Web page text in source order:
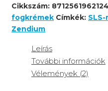
Cikkszám: 8712561962124
fogkrémek Címkék:
Zendium
Leírás
További információk
Vélemények (2)